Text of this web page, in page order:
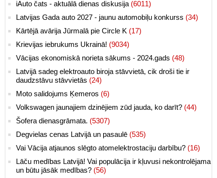
iAuto čats - aktuālā dienas diskusija (6011)
Latvijas Gada auto 2027 - jaunu automobiļu konkurss (34)
Kārtējā avārija Jūrmalā pie Circle K (17)
Krievijas iebrukums Ukrainā! (9034)
Vācijas ekonomiskā norieta sākums - 2024.gads (48)
Latvijā sadeg elektroauto biroja stāvvietā, cik droši tie ir
daudzstāvu stāvvietās (24)
Moto salidojums Ķemeros (6)
Volkswagen jaunajiem dzinējiem zūd jauda, ko darīt? (44)
Šofera dienasgrāmata. (5307)
Degvielas cenas Latvijā un pasaulē (535)
Vai Vācija atjaunos slēgto atomelektrostaciju darbību? (16)
Lāču medības Latvijā! Vai populācija ir kļuvusi nekontrolējama
un būtu jāsāk medības? (56)